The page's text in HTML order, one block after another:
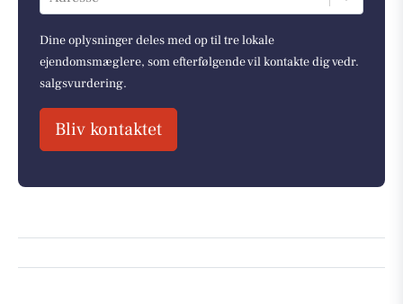
Dine oplysninger deles med op til tre lokale
ejendomsmæglere, som efterfølgende vil kontakte dig vedr.
salgsvurdering.
Bliv kontaktet